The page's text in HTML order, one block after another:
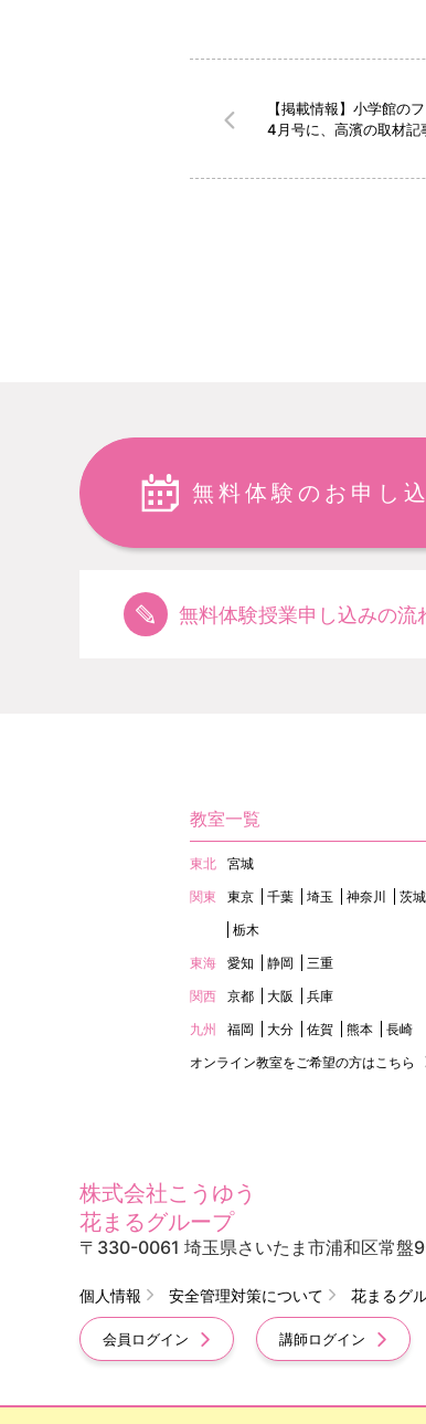
【掲載情報】小学館の
4月号に、高濱の取材記
無料体験のお申し
無料体験授業申し込みの流
教室一覧
東北
宮城
関東
東京 千葉 埼玉 神奈川
茨城
栃木
東海
愛知 静岡
三重
関西
京都 大阪
兵庫
九州
福岡 大分 佐賀 熊本
長崎
オンライン教室をご希望の方はこちら
株式会社こうゆう
花まるグループ
〒330-0061 埼玉県さいたま市浦和区常盤
個人情報 安全管理対策について 花まるグ
会員ログイン 講師ログイン